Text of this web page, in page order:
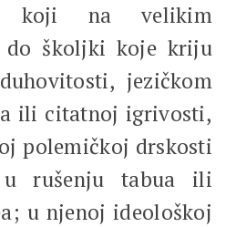
koji na velikim
do školjki koje kriju
jezičkom
ili citatnoj igrivosti,
polemičkoj drskosti
rušenju tabua ili
u njenoj ideološkoj